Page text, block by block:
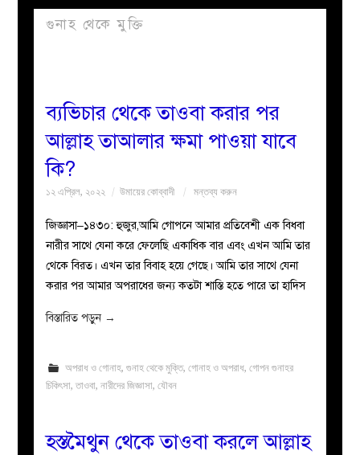
প্রবন্ধ
নারীদের
পাতা
ইসলাহী
মজলিস
প্রশ্ন
গুনাহ থেকে মুক্তি
ব্যভিচার থেকে তাওবা করার পর
আল্লাহ তাআলার ক্ষমা পাওয়া যাবে
কি?
১২ এপ্রিল, ২০২২ উমায়ের কোব্বাদী মন্তব্য করুন
জিজ্ঞাসা–১৪৩০: হুজুর,আমি গোপনে আমার প্রতিবেশী এক বিধবা
নারীর সাথে যেনা করে ফেলেছি একাধিক বার এবং এখন আমি তার
থেকে বিরত। এখন তার বিবাহ হয়ে গেছে। আমি তার সাথে যেনা
করার পর আমার অপরাধের জন্য কতটা শাস্তি হতে পারে তা হাদিস
বিস্তারিত পড়ুন →
অপরাধ ও গোনাহ, গুনাহ থেকে মুক্তি, গোনাহ ও অপরাধ, গোপন গুনাহর
চিকিৎসা,তাওবা,নারীদের জিজ্ঞাসা,যৌবন
হস্তমৈথুন থেকে তাওবা করলে আল্লাহ